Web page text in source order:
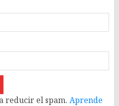
reducir el spam. Aprende